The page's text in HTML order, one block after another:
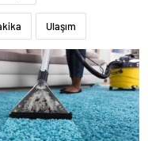
Ulaşım